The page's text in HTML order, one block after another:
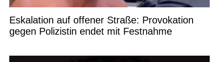
Eskalation auf offener Straße: Provokation
gegen Polizistin endet mit Festnahme